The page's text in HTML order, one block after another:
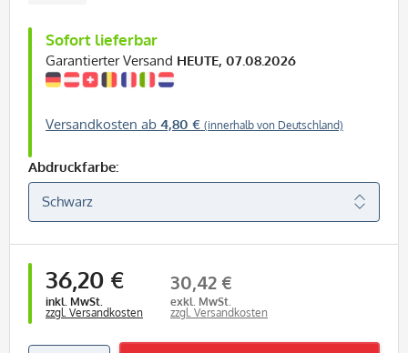
Sofort lieferbar
Garantierter Versand HEUTE, 07.08.2026
Versandkosten ab 4,80 € (innerhalb von Deutschland)
Abdruckfarbe:
36,20 €
inkl. MwSt.
zzgl. Versandkosten
30,42 €
exkl. MwSt.
zzgl. Versandkosten